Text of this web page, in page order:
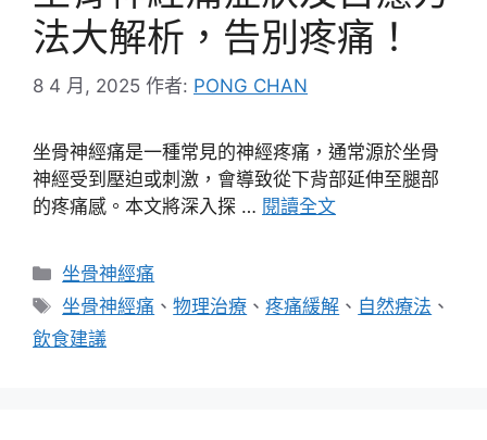
法大解析，告別疼痛！
8 4 月, 2025 作者: PONG CHAN
坐骨神經痛是一種常見的神經疼痛，通常源於坐骨
神經受到壓迫或刺激，會導致從下背部延伸至腿部
的疼痛感。本文將深入探 … 閱讀全文
分
類
坐骨神經痛
標
籤
坐骨神經痛 、物理治療 、疼痛緩解 、 自然療法 、
飲食建議